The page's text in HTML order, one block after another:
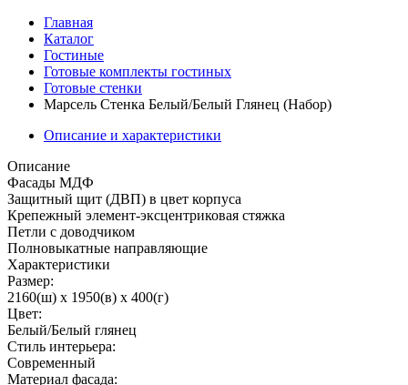
Главная
Каталог
Гостиные
Готовые комплекты гостиных
Готовые стенки
Марсель Стенка Белый/Белый Глянец (Набор)
Описание и характеристики
Описание
Фасады МДФ
Защитный щит (ДВП) в цвет корпуса
Крепежный элемент-эксцентриковая стяжка
Петли с доводчиком
Полновыкатные направляющие
Характеристики
Размер:
2160(ш) x 1950(в) x 400(г)
Цвет:
Белый/Белый глянец
Стиль интерьера:
Современный
Материал фасада: